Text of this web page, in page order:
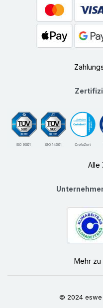
Alle
Mehr zu
© 2024 eswe